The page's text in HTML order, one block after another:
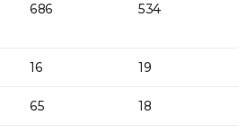
686 534
16 19
65 18